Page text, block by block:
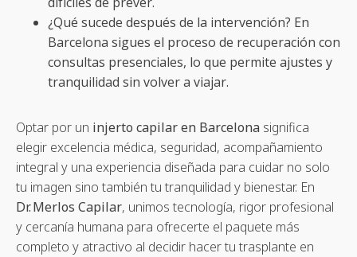
¿Qué sucede después de la intervención? En
Barcelona sigues el proceso de recuperación con
consultas presenciales, lo que permite ajustes y
tranquilidad sin volver a viajar.
Optar por un injerto capilar en Barcelona significa
elegir excelencia médica, seguridad, acompañamiento
integral y una experiencia diseñada para cuidar no solo
tu imagen sino también tu tranquilidad y bienestar. En
Dr. Merlos Capilar, unimos tecnología, rigor profesional
y cercanía humana para ofrecerte el paquete más
completo y atractivo al decidir hacer tu trasplante en